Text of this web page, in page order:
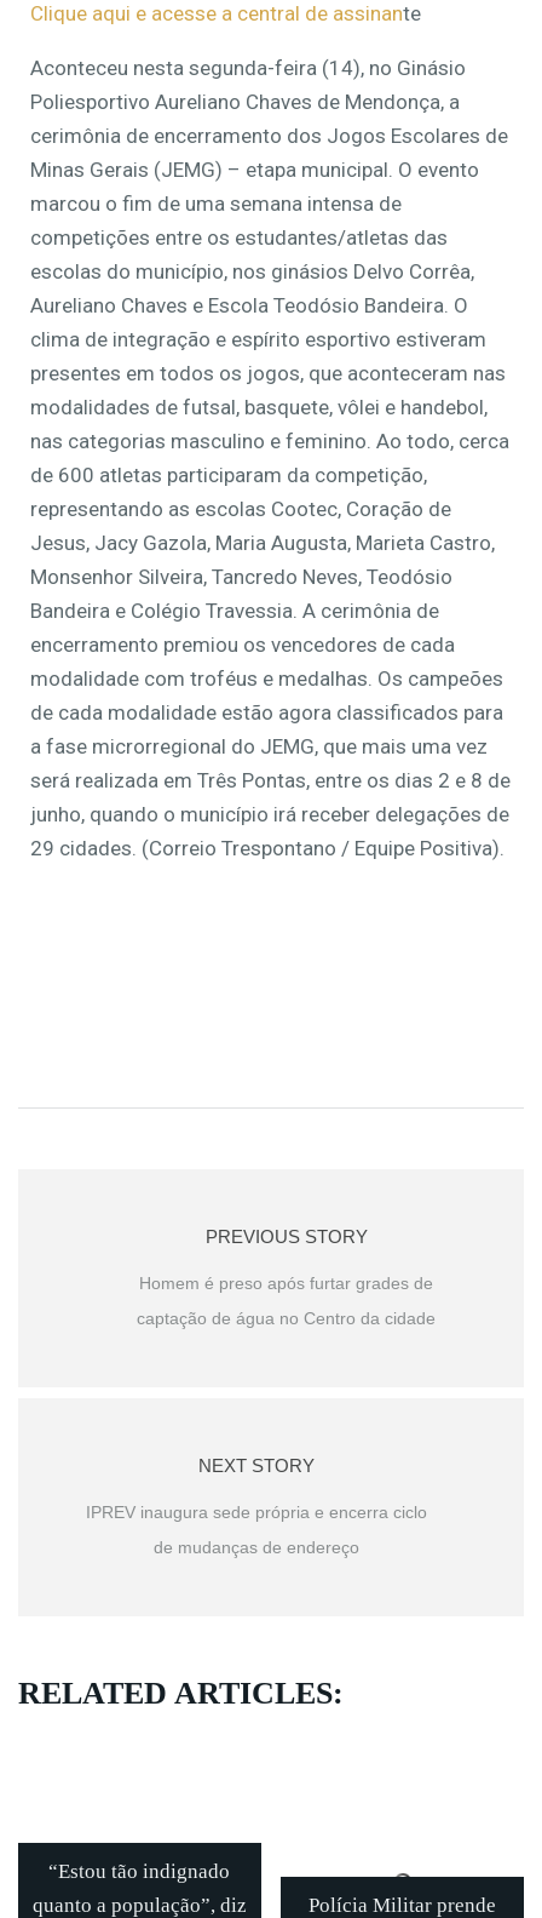
Clique aqui e acesse a central de assinante
Aconteceu nesta segunda-feira (14), no Ginásio
Poliesportivo Aureliano Chaves de Mendonça, a
cerimônia de encerramento dos Jogos Escolares de
Minas Gerais (JEMG) – etapa municipal. O evento
marcou o fim de uma semana intensa de
competições entre os estudantes/atletas das
escolas do município, nos ginásios Delvo Corrêa,
Aureliano Chaves e Escola Teodósio Bandeira. O
clima de integração e espírito esportivo estiveram
presentes em todos os jogos, que aconteceram nas
modalidades de futsal, basquete, vôlei e handebol,
nas categorias masculino e feminino. Ao todo, cerca
de 600 atletas participaram da competição,
representando as escolas Cootec, Coração de
Jesus, Jacy Gazola, Maria Augusta, Marieta Castro,
Monsenhor Silveira, Tancredo Neves, Teodósio
Bandeira e Colégio Travessia. A cerimônia de
encerramento premiou os vencedores de cada
modalidade com troféus e medalhas. Os campeões
de cada modalidade estão agora classificados para
a fase microrregional do JEMG, que mais uma vez
será realizada em Três Pontas, entre os dias 2 e 8 de
junho, quando o município irá receber delegações de
29 cidades. (Correio Trespontano / Equipe Positiva).
PREVIOUS STORY
Homem é preso após furtar grades de
captação de água no Centro da cidade
NEXT STORY
IPREV inaugura sede própria e encerra ciclo
de mudanças de endereço
RELATED ARTICLES:
“Estou tão indignado
quanto a população”, diz
Polícia Militar prende